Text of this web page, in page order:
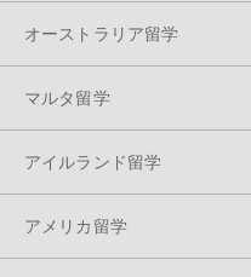
オーストラリア留学
マルタ留学
アイルランド留学
アメリカ留学